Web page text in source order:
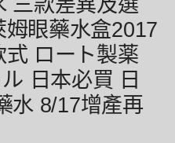
眼藥水盒2017
ロート製薬
日本必買 日
水 8/17增產再